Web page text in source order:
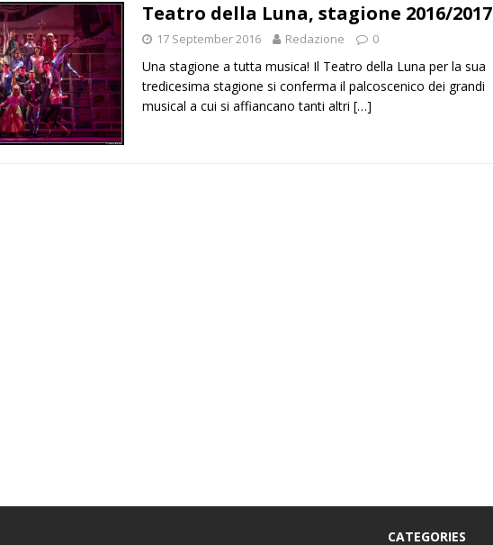
Teatro della Luna, stagione 2016/2017
17 September 2016 Redazione 0
Una stagione a tutta musica! Il Teatro della Luna per la sua
tredicesima stagione si conferma il palcoscenico dei grandi
musical a cui si affiancano tanti altri […]
CATEGORIES